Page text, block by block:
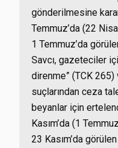
gönderilmesine
Temmuz’da (22
1 Temmuz’da
Savcı, gazeteciler
direnme” (TCK 265)
suçlarından ceza
beyanlar için
Kasım’da (1
23 Kasım’da